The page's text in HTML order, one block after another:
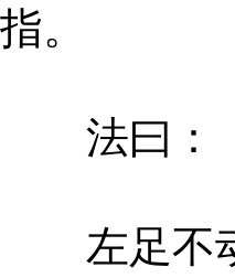
指。
法曰：
左足不动